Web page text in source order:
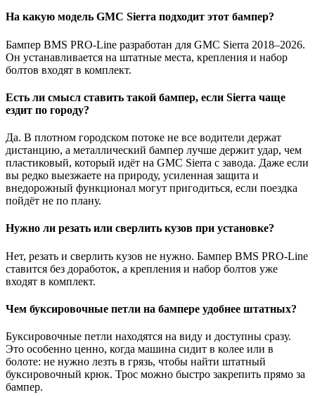
На какую модель GMC Sierra подходит этот бампер?
Бампер BMS PRO-Line разработан для GMC Sierra 2018–2026.
Он устанавливается на штатные места, крепления и набор
болтов входят в комплект.
Есть ли смысл ставить такой бампер, если Sierra чаще
ездит по городу?
Да. В плотном городском потоке не все водители держат
дистанцию, а металлический бампер лучше держит удар, чем
пластиковый, который идёт на GMC Sierra с завода. Даже если
вы редко выезжаете на природу, усиленная защита и
внедорожный функционал могут пригодиться, если поездка
пойдёт не по плану.
Нужно ли резать или сверлить кузов при установке?
Нет, резать и сверлить кузов не нужно. Бампер BMS PRO-Line
ставится без доработок, а крепления и набор болтов уже
входят в комплект.
Чем буксировочные петли на бампере удобнее штатных?
Буксировочные петли находятся на виду и доступны сразу.
Это особенно ценно, когда машина сидит в колее или в
болоте: не нужно лезть в грязь, чтобы найти штатный
буксировочный крюк. Трос можно быстро закрепить прямо за
бампер.